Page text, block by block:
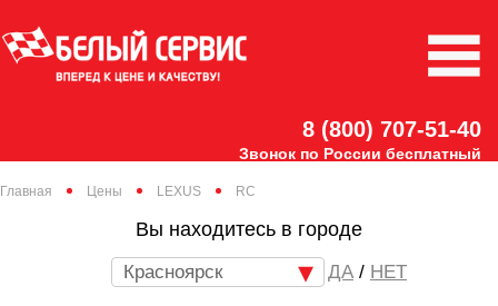
8 (800) 707-51-40
Звонок по России бесплатный
Главная Цены LEXUS RC
Вы находитесь в городе
Красноярск / НЕТ